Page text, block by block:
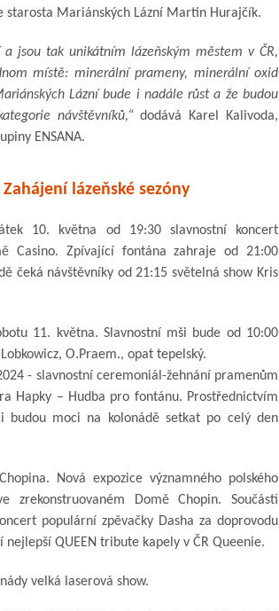
starosta Mariánských Lázní Martin Hurajčík.
jsou tak unikátním lázeňským městem v ČR,
místě: minerální prameny, minerální oxid
Lázní bude i nadále růst a že budou
návštěvníků,“ dodává Karel Kalivoda,
ENSANA.
lázeňské sezóny
10. května od 19:30 slavnostní koncert
Casino. Zpívající fontána zahraje od 21:00
čeká návštěvníky od 21:15 světelná show Kris
11. května. Slavnostní mši bude od 10:00
O.Praem., opat tepelský.
- slavnostní ceremoniál-žehnání pramenům
Hapky – Hudba pro fontánu. Prostřednictvím
budou moci na kolonádě setkat po celý den
Nová expozice významného polského
Domě Chopin. Součástí
populární zpěvačky Dasha za doprovodu
QUEEN tribute kapely v ČR Queenie.
velká laserová show.